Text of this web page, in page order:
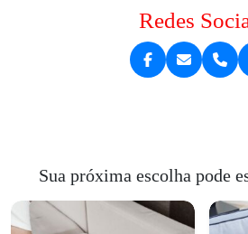
Redes
Sua próxima escolha pode